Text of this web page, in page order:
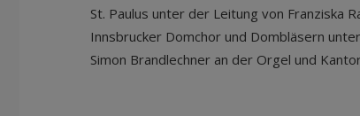
St. Paulus unter der Leitung von Franziska
Innsbrucker Domchor und Dombläsern
Simon Brandlechner an der Orgel und